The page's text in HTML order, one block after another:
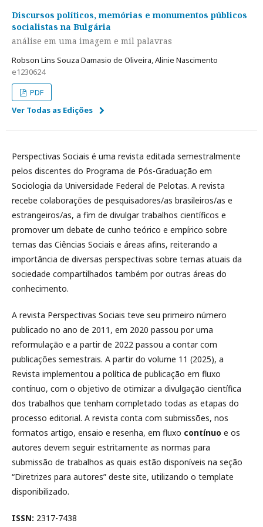
Discursos políticos, memórias e monumentos públicos
socialistas na Bulgária
análise em uma imagem e mil palavras
Robson Lins Souza Damasio de Oliveira, Alinie Nascimento
e1230624
PDF
Ver Todas as Edições
Perspectivas Sociais é uma revista editada semestralmente
pelos discentes do Programa de Pós-Graduação em
Sociologia da Universidade Federal de Pelotas. A revista
recebe colaborações de pesquisadores/as brasileiros/as e
estrangeiros/as, a fim de divulgar trabalhos científicos e
promover um debate de cunho teórico e empírico sobre
temas das Ciências Sociais e áreas afins, reiterando a
importância de diversas perspectivas sobre temas atuais da
sociedade compartilhados também por outras áreas do
conhecimento.
A revista Perspectivas Sociais teve seu primeiro número
publicado no ano de 2011, em 2020 passou por uma
reformulação e a partir de 2022 passou a contar com
publicações semestrais. A partir do volume 11 (2025), a
Revista implementou a política de publicação em fluxo
contínuo, com o objetivo de otimizar a divulgação científica
dos trabalhos que tenham completado todas as etapas do
processo editorial. A revista conta com submissões, nos
formatos artigo, ensaio e resenha, em fluxo contínuo e os
autores devem seguir estritamente as normas para
submissão de trabalhos as quais estão disponíveis na seção
“Diretrizes para autores” deste site, utilizando o template
disponibilizado.
ISSN: 2317-7438